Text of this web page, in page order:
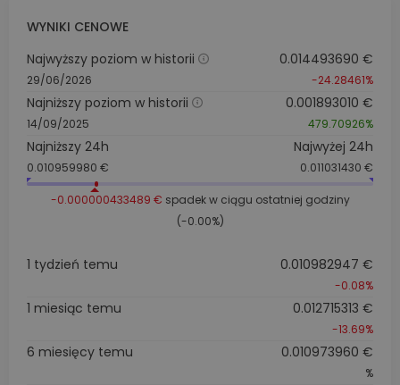
WYNIKI CENOWE
Najwyższy poziom w historii
29/06/2026
0.014493690 €
-24.28461%
Najniższy poziom w historii
14/09/2025
0.001893010 €
479.70926%
Najniższy 24h
0.010959980 €
Najwyżej 24h
0.011031430 €
-0.000000433489 € spadek w ciągu ostatniej godziny
(-0.00%)
1 tydzień temu 0.010982947 €
-0.08%
1 miesiąc temu 0.012715313 €
-13.69%
6 miesięcy temu 0.010973960 €
%